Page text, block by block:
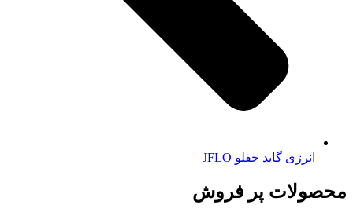
انرژی گاید جفلو JFLO
محصولات پر فروش